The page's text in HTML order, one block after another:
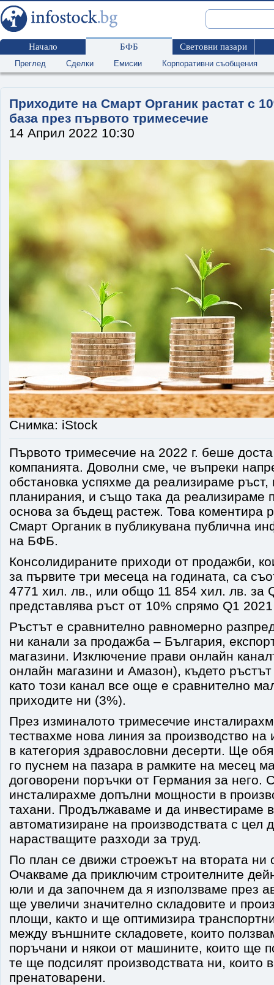
Начало БФБ Световни пазари
Преглед Сделки Емисии Корпоративни съобщения
Приходите на Смарт Органик растат с
база през първото тримесечие
14 Април 2022 10:30
Снимка: iStock
Първото тримесечие на 2022 г. беше
компанията. Доволни сме, че въпреки
обстановка успяхме да реализираме ръст,
планирания, и също така да реализираме
основа за бъдещ растеж. Това коментира
Смарт Органик в публикувана публична
на БФБ.
Консолидираните приходи от продажби,
за първите три месеца на годината, са
4771 хил. лв., или общо 11 854 хил. лв. за
представлява ръст от 10% спрямо Q1
Ръстът е сравнително равномерно
ни канали за продажба – България,
магазини. Изключение прави онлайн
онлайн магазини и Амазон), където
като този канал все още е сравнително
приходите ни (3%).
През изминалото тримесечие
тествахме нова линия за производство на
в категория здравословни десерти. Ще
го пуснем на пазара в рамките на месец
договорени поръчки от Германия за него.
инсталирахме допълни мощности в
тахани. Продължаваме и да инвестираме
автоматизиране на производствата с цел
нарастващите разходи за труд.
По план се движи строежът на втората ни
Очакваме да приключим строителните
юли и да започнем да я използваме през
ще увеличи значително складовите и
площи, както и ще оптимизира
между външните складовете, които
поръчани и някои от машините, които ще
те ще подсилят производствата ни, които
пренатоварени.